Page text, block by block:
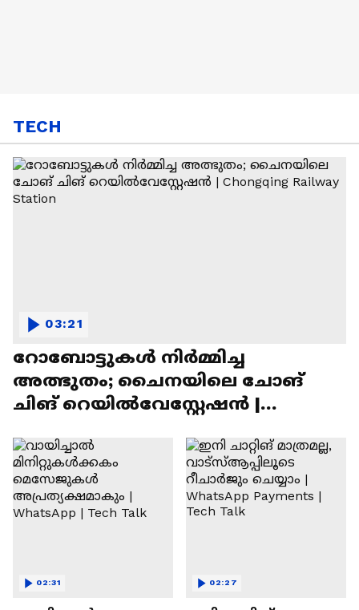
TECH
റോബോട്ടുകൾ നിർമ്മിച്ച
അത്ഭുതം; ചൈനയിലെ ചോങ്
ചിങ് റെയിൽവേസ്റ്റേഷൻ |
03:21
02:31 02:27